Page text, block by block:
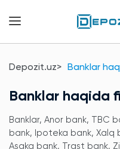
Depozit.uz Banklar
Banklar haqida
Banklar, Anor bank, TBC
bank, Ipoteka bank, Xalq
Asaka bank, Trast bank,